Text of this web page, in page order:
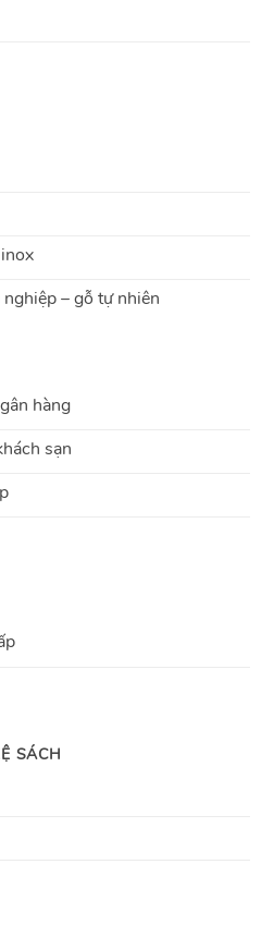
– gỗ tự nhiên
hàng
sạn
SÁCH